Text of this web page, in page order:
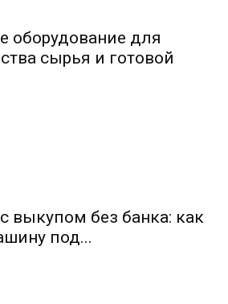
оборудование для
сырья и готовой
выкупом без банка: как
под...